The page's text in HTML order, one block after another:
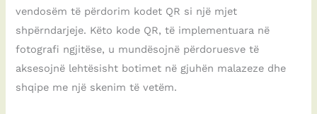
vendosëm të përdorim kodet QR si një mjet
shpërndarjeje. Këto kode QR, të implementuara në
fotografi ngjitëse, u mundësojnë përdoruesve të
aksesojnë lehtësisht botimet në gjuhën malazeze dhe
shqipe me një skenim të vetëm.